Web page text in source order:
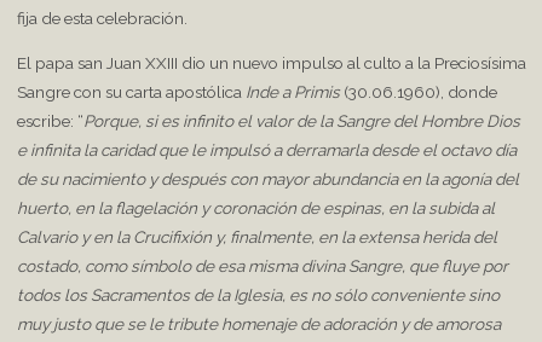
fija de esta celebración.
El papa san Juan XXIII dio un nuevo impulso al culto a la Preciosísima
Sangre con su carta apostólica Inde a Primis(30.06.1960), donde
escribe: “Porque, si es infinito el valor de la Sangre del Hombre Dios
e infinita la caridad que le impulsó a derramarla desde el octavo día
de su nacimiento y después con mayor abundancia en la agonía del
huerto, en la flagelación y coronación de espinas, en la subida al
Calvario y en la Crucifixión y, finalmente, en la extensa herida del
costado, como símbolo de esa misma divina Sangre, que fluye por
todos los Sacramentos de la Iglesia, es no sólo conveniente sino
muy justo que se le tribute homenaje de adoración y de amorosa